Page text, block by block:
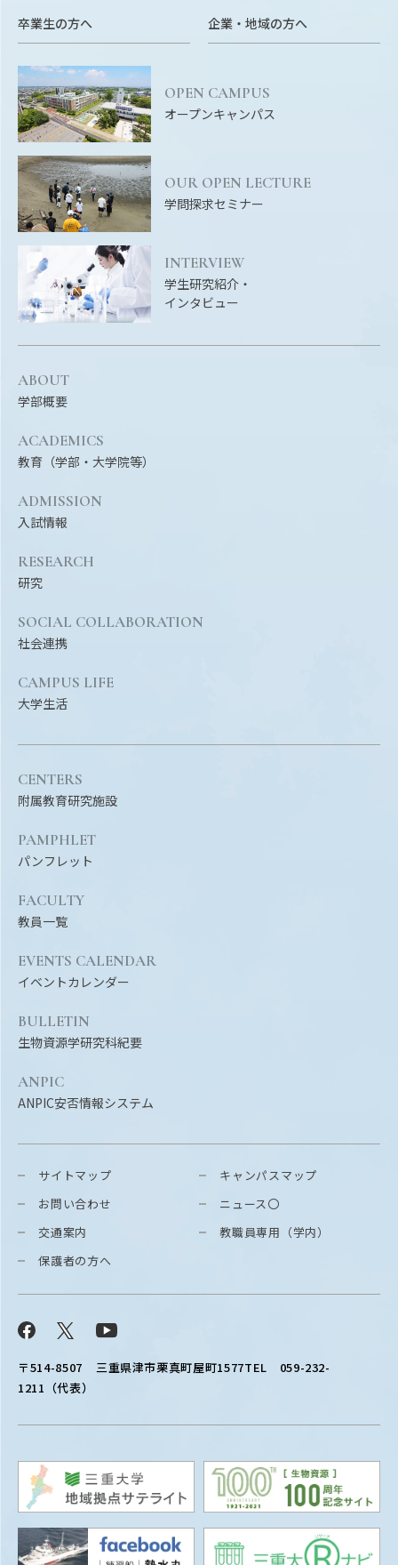
〒514-8507 三重県津市栗真町屋町1577TEL 059-232-
1211（代表）
サイトマップ
お問い合わせ
交通案内
保護者の方へ
Facebook
キャンパスマップ
ニュース〇
教職員専用（学内）
卒業生の方へ 企業・地域の方へ
OPEN CAMPUS
オープンキャンパス
OUR OPEN LECTURE
学問探求セミナー
INTERVIEW
学生研究紹介・
インタビュー
ABOUT
学部概要
ACADEMICS
教育（学部・大学院等）
ADMISSION
入試情報
RESEARCH
研究
SOCIAL COLLABORATION
社会連携
CAMPUS LIFE
大学生活
CENTERS
附属教育研究施設
PAMPHLET
パンフレット
FACULTY
教員一覧
EVENTS CALENDAR
イベントカレンダー
BULLETIN
生物資源学研究科紀要
ANPIC
ANPIC安否情報システム